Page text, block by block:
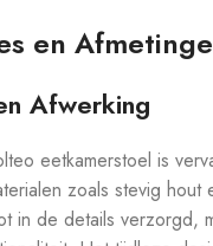
en
Afwerking
eetkamerstoel is
zoals stevig hout
in de details verzorgd,